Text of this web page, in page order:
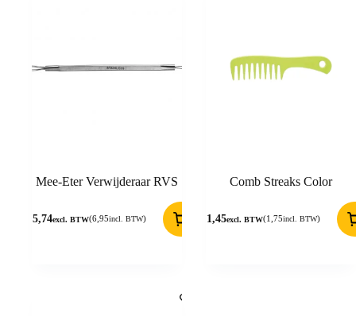
Mee-Eter Verwijderaar RVS
5,74excl. BTW(6,95incl. BTW)
Comb Streaks Color
1,45excl. BTW(1,75incl. BTW)